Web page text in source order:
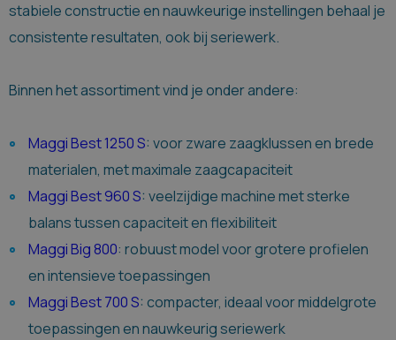
stabiele constructie en nauwkeurige instellingen behaal je
consistente resultaten, ook bij seriewerk.
Binnen het assortiment vind je onder andere:
Maggi Best 1250 S: voor zware zaagklussen en brede
materialen, met maximale zaagcapaciteit
Maggi Best 960 S: veelzijdige machine met sterke
balans tussen capaciteit en flexibiliteit
Maggi Big 800: robuust model voor grotere profielen
en intensieve toepassingen
Maggi Best 700 S: compacter, ideaal voor middelgrote
toepassingen en nauwkeurig seriewerk